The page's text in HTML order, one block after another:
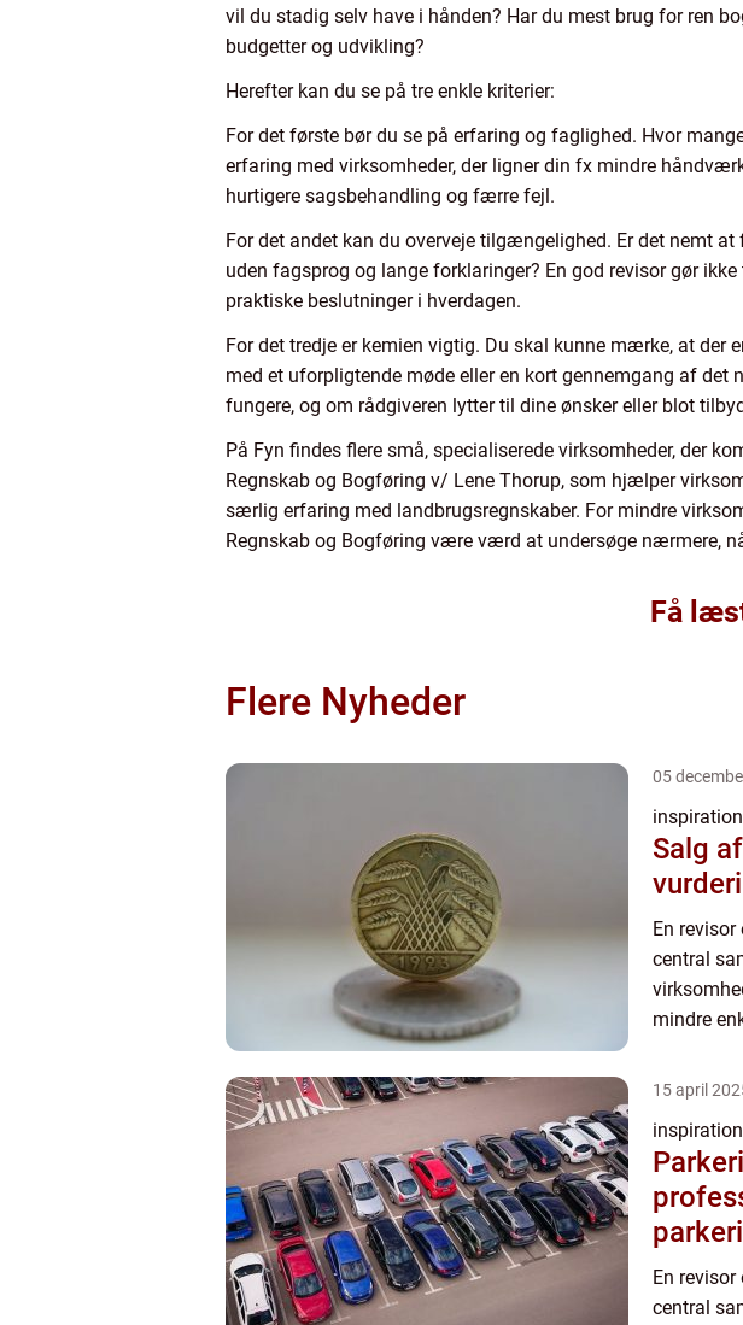
vil du stadig selv have i hånden? Har du mest brug for ren
budgetter og udvikling?
Herefter kan du se på tre enkle kriterier:
For det første bør du se på erfaring og faglighed. Hvor
erfaring med virksomheder, der ligner din fx mindre
hurtigere sagsbehandling og færre fejl.
For det andet kan du overveje tilgængelighed. Er det nemt
uden fagsprog og lange forklaringer? En god revisor gør
praktiske beslutninger i hverdagen.
For det tredje er kemien vigtig. Du skal kunne mærke, at
med et uforpligtende møde eller en kort gennemgang af
fungere, og om rådgiveren lytter til dine ønsker eller blot
På Fyn findes flere små, specialiserede virksomheder, der
Regnskab og Bogføring v/ Lene Thorup, som hjælper
særlig erfaring med landbrugsregnskaber. For mindre
Regnskab og Bogføring være værd at undersøge nærmere,
Få
Flere Nyheder
05
inspiration
Salg
En
central
mindre
kan
15 april
inspiration
En
central